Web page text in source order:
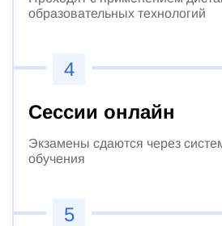
образовательных технологий
4
Сессии онлайн
Экзамены сдаются через
обучения
5